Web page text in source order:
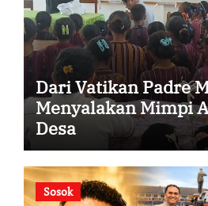
Dari Vatikan Padre
Menyalakan Mimpi
Desa
Sosok